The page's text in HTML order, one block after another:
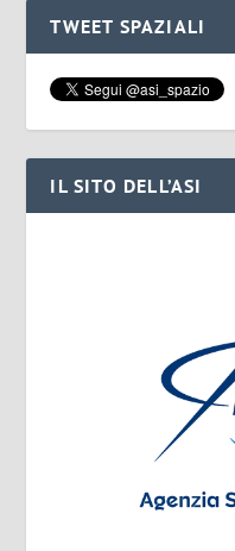
TWEET SPAZIALI
IL SITO DELL’ASI